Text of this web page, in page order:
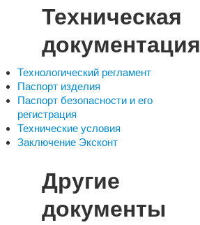
Техническая
документация
Технологический регламент
Паспорт изделия
Паспорт безопасности и его
регистрация
Технические условия
Заключение Эксконт
Другие
документы